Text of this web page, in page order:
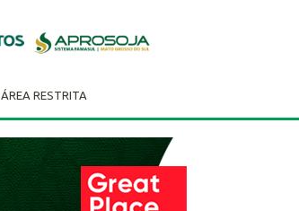
ÁREA RESTRITA